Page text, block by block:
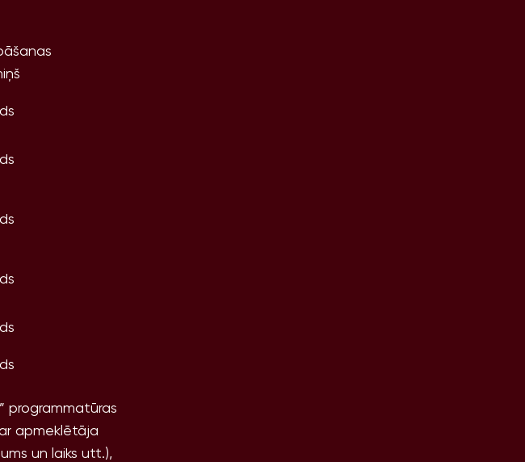
programmatūras
apmeklētāja
un laiks utt.),